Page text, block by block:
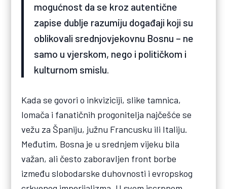
mogućnost da se kroz autentične
zapise dublje razumiju događaji koji su
oblikovali srednjovjekovnu Bosnu – ne
samo u vjerskom, nego i političkom i
kulturnom smislu.
Kada se govori o inkviziciji, slike tamnica,
lomača i fanatičnih progonitelja najčešće se
vežu za Španiju, južnu Francusku ili Italiju.
Međutim, Bosna je u srednjem vijeku bila
važan, ali često zaboravljen front borbe
između slobodarske duhovnosti i evropskog